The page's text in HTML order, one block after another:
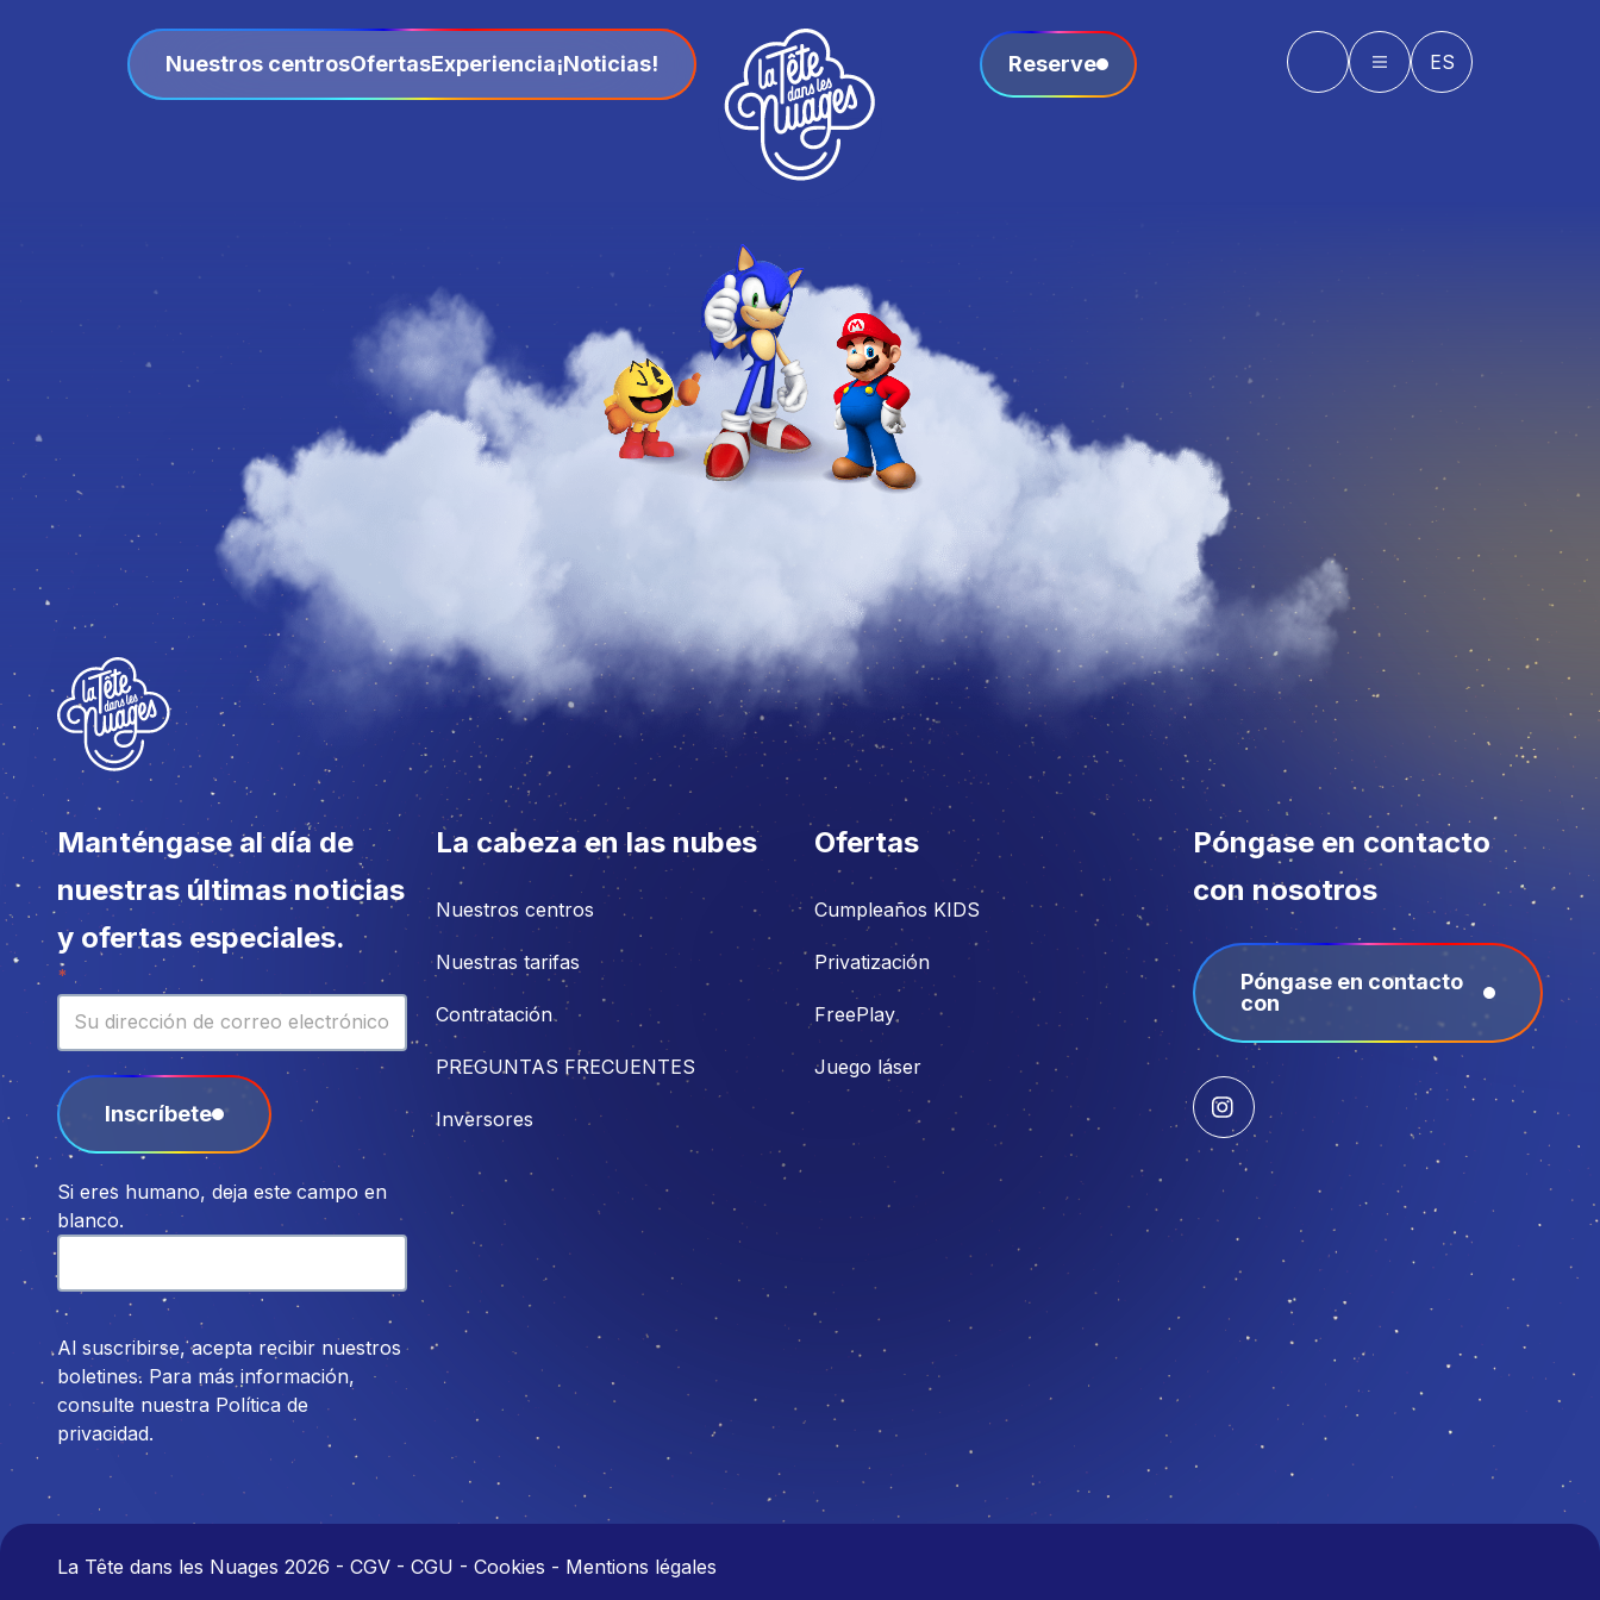
Nuestros centrosOfertasExperiencia¡Noticias! Reserve ES
Manténgase al día de
nuestras últimas noticias
y ofertas especiales.
Boletín
*
Inscríbete
Si eres humano, deja este campo en
blanco.
Al suscribirse, acepta recibir nuestros
boletines. Para más información,
consulte nuestra Política de
privacidad.
La cabeza en las nubes
Nuestros centros
Nuestras tarifas
Contratación
PREGUNTAS FRECUENTES
Inversores
Ofertas
Cumpleaños KIDS
Privatización
FreePlay
Juego láser
Póngase en contacto
con nosotros
Póngase en contacto
con
La Tête dans les Nuages 2026 - CGV - CGU - Cookies - Mentions légales